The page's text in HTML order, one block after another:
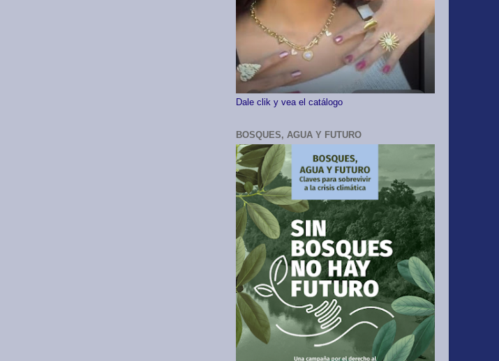
Dale clik y vea el catálogo
BOSQUES, AGUA Y FUTURO